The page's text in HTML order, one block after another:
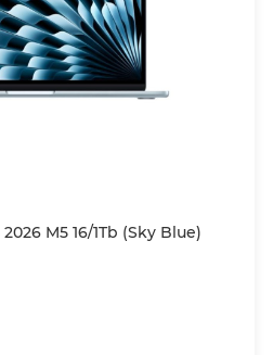
M5 16/1Tb (Sky Blue)